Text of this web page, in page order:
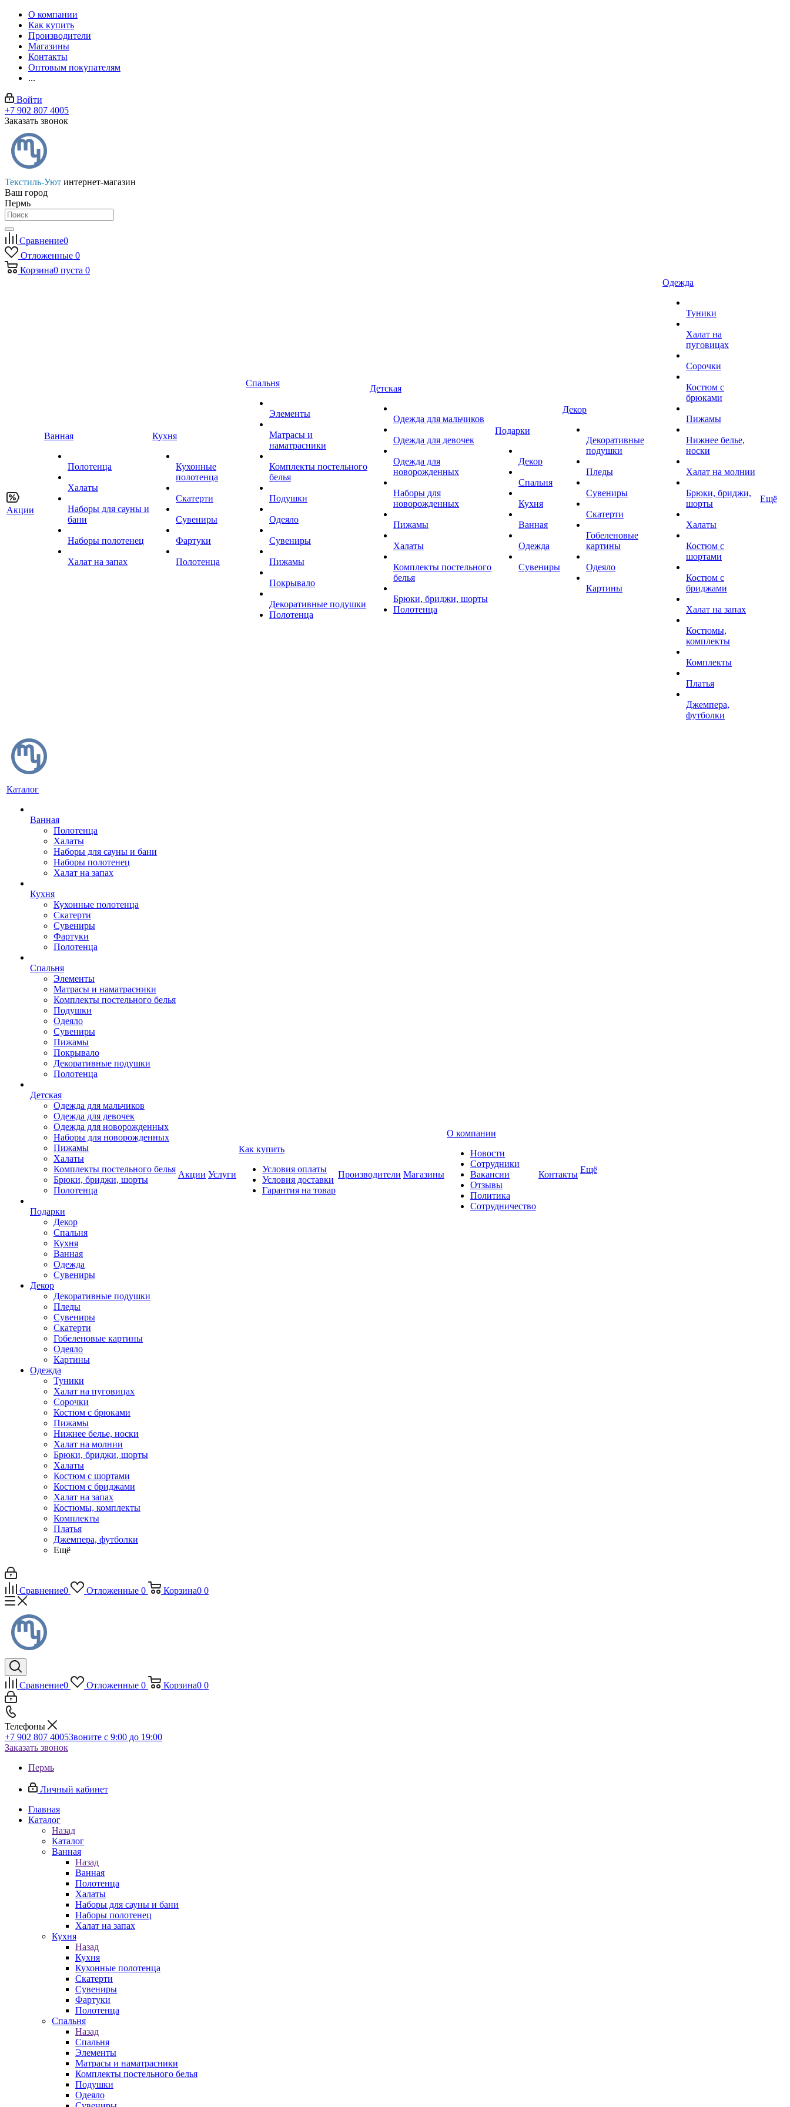
О компании
Как купить
Производители
Магазины
Контакты
Оптовым покупателям
...
Войти
+7 902 807 4005
Заказать звонок
Текстиль-Уют интернет-магазин
Ваш город
Пермь
Сравнение0
Отложенные 0
Корзина0 пуста 0
Акции
Ванная
Полотенца
Халаты
Наборы для сауны и
бани
Наборы полотенец
Халат на запах
Кухня
Кухонные
полотенца
Скатерти
Сувениры
Фартуки
Полотенца
Спальня
Элементы
Матрасы и
наматрасники
Комплекты постельного
белья
Подушки
Одеяло
Сувениры
Пижамы
Покрывало
Декоративные подушки
Полотенца
Детская
Одежда для мальчиков
Одежда для девочек
Одежда для
новорожденных
Наборы для
новорожденных
Пижамы
Халаты
Комплекты постельного
белья
Брюки, бриджи, шорты
Полотенца
Подарки
Декор
Спальня
Кухня
Ванная
Одежда
Сувениры
Декор
Декоративные
подушки
Пледы
Сувениры
Скатерти
Гобеленовые
картины
Одеяло
Картины
Одежда
Туники
Халат на
пуговицах
Сорочки
Костюм с
брюками
Пижамы
Нижнее белье,
носки
Халат на молнии
Брюки, бриджи,
шорты
Халаты
Костюм с
шортами
Костюм с
бриджами
Халат на запах
Костюмы,
комплекты
Комплекты
Платья
Джемпера,
футболки
Ещё
Каталог
Ванная
Полотенца
Халаты
Наборы для сауны и бани
Наборы полотенец
Халат на запах
Кухня
Кухонные полотенца
Скатерти
Сувениры
Фартуки
Полотенца
Спальня
Элементы
Матрасы и наматрасники
Комплекты постельного белья
Подушки
Одеяло
Сувениры
Пижамы
Покрывало
Декоративные подушки
Полотенца
Детская
Одежда для мальчиков
Одежда для девочек
Одежда для новорожденных
Наборы для новорожденных
Пижамы
Халаты
Комплекты постельного белья
Брюки, бриджи, шорты
Полотенца
Подарки
Декор
Спальня
Кухня
Ванная
Одежда
Сувениры
Декор
Декоративные подушки
Пледы
Сувениры
Скатерти
Гобеленовые картины
Одеяло
Картины
Одежда
Туники
Халат на пуговицах
Сорочки
Костюм с брюками
Пижамы
Нижнее белье, носки
Халат на молнии
Брюки, бриджи, шорты
Халаты
Костюм с шортами
Костюм с бриджами
Халат на запах
Костюмы, комплекты
Комплекты
Платья
Джемпера, футболки
Ещё
Акции Услуги
Как купить
Условия оплаты
Условия доставки
Гарантия на товар
Производители Магазины
О компании
Новости
Сотрудники
Вакансии
Отзывы
Политика
Сотрудничество
Контакты Ещё
Сравнение0 Отложенные 0 Корзина0 0
Сравнение0 Отложенные 0 Корзина0 0
Телефоны
+7 902 807 4005Звоните с 9:00 до 19:00
Заказать звонок
Пермь
Личный кабинет
Главная
Каталог
Назад
Каталог
Ванная
Назад
Ванная
Полотенца
Халаты
Наборы для сауны и бани
Наборы полотенец
Халат на запах
Кухня
Назад
Кухня
Кухонные полотенца
Скатерти
Сувениры
Фартуки
Полотенца
Спальня
Назад
Спальня
Элементы
Матрасы и наматрасники
Комплекты постельного белья
Подушки
Одеяло